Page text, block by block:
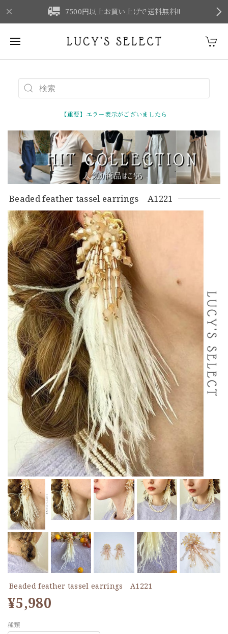
7500円以上お買い上げで送料無料‼
【重要】エラー表示がございましたら
Beaded feather tassel earrings A1221
Beaded feather tassel earrings A1221
¥5,980
種類